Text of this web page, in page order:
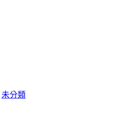
未分類